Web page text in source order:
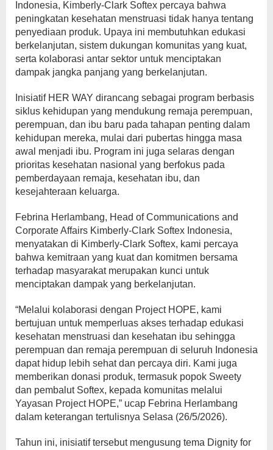
Indonesia, Kimberly-Clark Softex percaya bahwa
peningkatan kesehatan menstruasi tidak hanya tentang
penyediaan produk. Upaya ini membutuhkan edukasi
berkelanjutan, sistem dukungan komunitas yang kuat,
serta kolaborasi antar sektor untuk menciptakan
dampak jangka panjang yang berkelanjutan.
Inisiatif HER WAY dirancang sebagai program berbasis
siklus kehidupan yang mendukung remaja perempuan,
perempuan, dan ibu baru pada tahapan penting dalam
kehidupan mereka, mulai dari pubertas hingga masa
awal menjadi ibu. Program ini juga selaras dengan
prioritas kesehatan nasional yang berfokus pada
pemberdayaan remaja, kesehatan ibu, dan
kesejahteraan keluarga.
Febrina Herlambang, Head of Communications and
Corporate Affairs Kimberly-Clark Softex Indonesia,
menyatakan di Kimberly-Clark Softex, kami percaya
bahwa kemitraan yang kuat dan komitmen bersama
terhadap masyarakat merupakan kunci untuk
menciptakan dampak yang berkelanjutan.
“Melalui kolaborasi dengan Project HOPE, kami
bertujuan untuk memperluas akses terhadap edukasi
kesehatan menstruasi dan kesehatan ibu sehingga
perempuan dan remaja perempuan di seluruh Indonesia
dapat hidup lebih sehat dan percaya diri. Kami juga
memberikan donasi produk, termasuk popok Sweety
dan pembalut Softex, kepada komunitas melalui
Yayasan Project HOPE,” ucap Febrina Herlambang
dalam keterangan tertulisnya Selasa (26/5/2026).
Tahun ini, inisiatif tersebut mengusung tema Dignity for